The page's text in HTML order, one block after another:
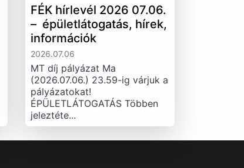
FÉK hírlevél 2026 07.06.
– épületlátogatás, hírek,
információk
2026.07.06
MT díj pályázat Ma
(2026.07.06.) 23.59-ig várjuk a
pályázatokat!
ÉPÜLETLÁTOGATÁS Többen
jeleztéte...